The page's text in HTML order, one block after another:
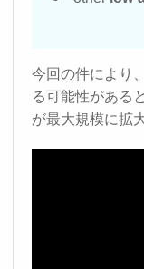
今回の件により
る可能性がある
が最大規模に拡